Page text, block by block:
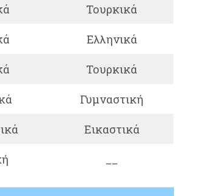
Τουρκικά
Ελληνικά
Τουρκικά
Γυμναστική
Εικαστικά